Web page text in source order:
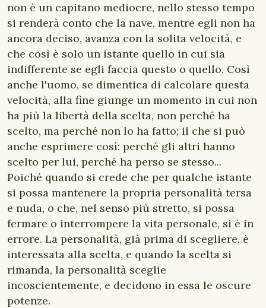
non è un capitano mediocre, nello stesso tempo
si renderà conto che la nave, mentre egli non ha
ancora deciso, avanza con la solita velocità, e
che così è solo un istante quello in cui sia
indifferente se egli faccia questo o quello. Così
anche l'uomo, se dimentica di calcolare questa
velocità, alla fine giunge un momento in cui non
ha più la libertà della scelta, non perché ha
scelto, ma perché non lo ha fatto; il che si può
anche esprimere così: perché gli altri hanno
scelto per lui, perché ha perso se stesso...
Poiché quando si crede che per qualche istante
si possa mantenere la propria personalità tersa
e nuda, o che, nel senso più stretto, si possa
fermare o interrompere la vita personale, si è in
errore. La personalità, già prima di scegliere, è
interessata alla scelta, e quando la scelta si
rimanda, la personalità sceglie
incoscientemente, e decidono in essa le oscure
potenze.